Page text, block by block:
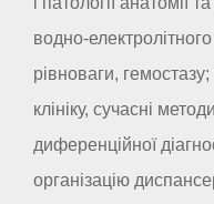
водно-
рівноваги, гемостазу;
клініку, сучасні
диференційної
організацію